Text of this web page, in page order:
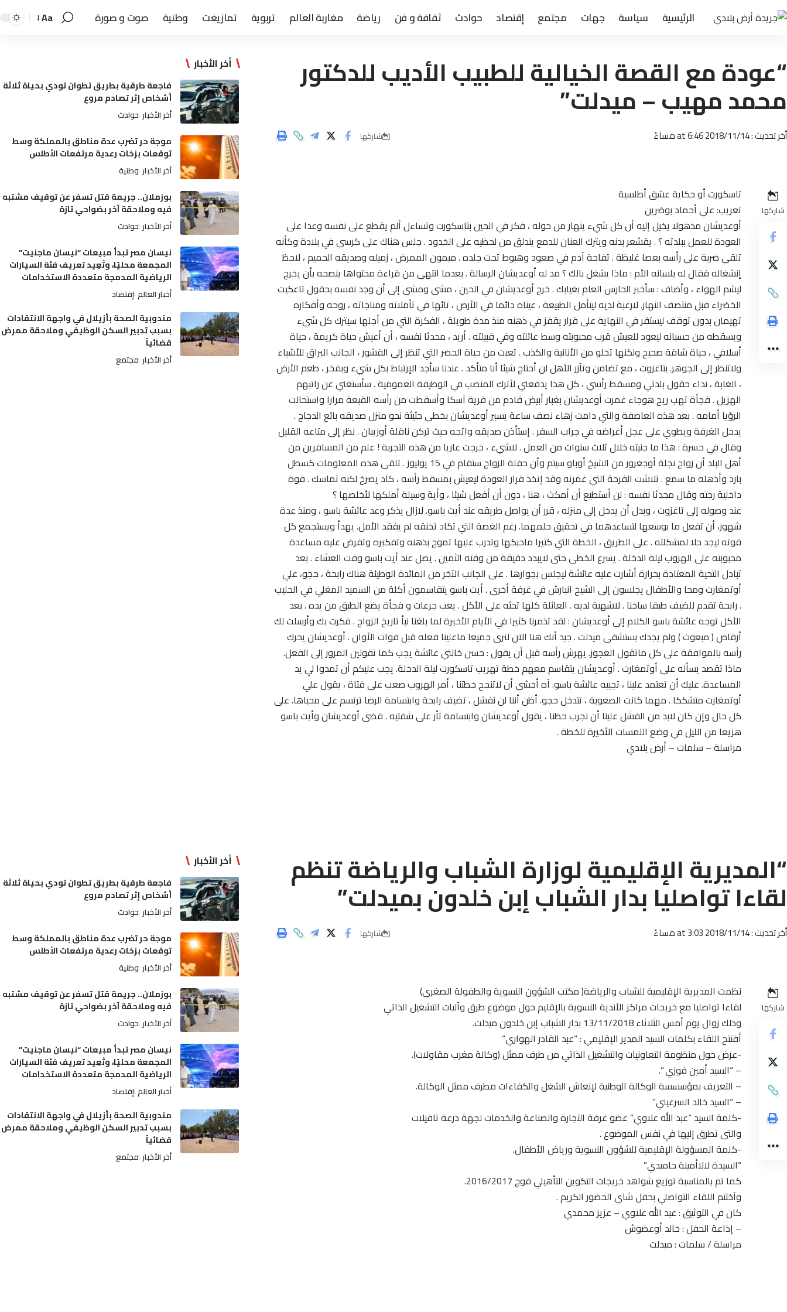
الرئيسية سياسة جهات مجتمع إقتصاد حوادث ثقافة و فن رياضة مغاربة العالم تربوية تمازيغت وطنية صوت و صورة Aa
“عودة مع القصة الخيالية للطبيب الأديب للدكتور
محمد مهيب – ميدلت”
أخر تحديث : 2018/11/14 at 6:46 مساءً شاركها
شاركها
تاسكورت أو حكاية عشق أطلسية
تعريب: علي أحماد بوضرين
أوعديشان مذهولا يخيل إليه أن كل شيء ينهار من حوله ، فكر في الحين بتاسكورت وتساءل ألم يقطع على نفسه وعدا على
العودة للعمل ببلدته ؟ . يقشعر بدنه ويترك العنان للدمع يندلق من لحظيه على الخدود . جلس هناك على كرسي في بلادة وكأنه
تلقى ضربة على رأسه بعصا غليظة . تفاحة آدم في صعود وهبوط تحت جلده . ميمون الممرض ، زميله وصديقه الحميم ، لاحظ
إنشغاله فقال له بلسانه الأم : ماذا يشغل بالك ؟ مد له أوعديشان الرسالة . بعدما انتهى من قراءة محتواها ينصحه بأن يخرج
ليشم الهواء ، وأضاف : سأخبر الحارس العام بغيابك . خرج أوعديشان في الحين ، مشى ومشى إلى أن وجد نفسه بحقول تاعكيت
الخضراء قبل منتصف النهار. لارغبة لديه ليتأمل الطبيعة ، عيناه دائما في الأرض ، تائها في تأملاته ومناجاته ، روحه وأفكاره
تهيمان بدون توقف ليستقر في النهاية على قرار يقفز في ذهنه منذ مدة طويلة ، الفكرة التي من أجلها سيترك كل شيء
ويسقطه من حسبانه ليعود للعيش قرب محبوبته وسط عائلته وفي قبيلته . أريد ، محدثا نفسه ، أن أعيش حياة كريمة ، حياة
أسلافي ، حياة شاقة صحيح ولكنها تخلو من الأنانية والكذب . تعبت من حياة الحضر التي تنظر إلى القشور ، الجانب البراق للأشياء
ولاتنظر إلى الجوهر. بتاغزوت ، مع تضامن وتآزر الأهل لن أحتاج شيئا أنا متأكد . عندنا سأجد الإرتباط بكل شيء وبفخر ، طعم الأرض
، الغابة ، نداء حقول بلدتي ومسقط رأسي ، كل هذا يدفعني لأترك المنصب في الوظيفة العمومية . سأستغني عن راتبهم
الهزيل . فجأة تهب ريح هوجاء غمرت أوعديشان بغبار أبيض قادم من قرية آسكا وأسقطت من رأسه القبعة مرارا واستحالت
الرؤيا أمامه . بعد هذه العاصفة والتي دامت زهاء نصف ساعة يسير أوعديشان بخطى حثيثة نحو منزل صديقه بائع الدجاج .
يدخل الغرفة ويطوي على عجل أغراضه في جراب السفر . إستأذن صديقه واتجه حيث تركن ناقلة أوريبان . نظر إلى متاعه القليل
وقال في حسرة : هذا ما جنيته خلال ثلاث سنوات من العمل . لاشيء ، خرجت عاريا من هذه التجربة ! علم من المسافرين من
أهل البلد أن زواج نجلة أوجغرور من الشيخ أوباو سيتم وأن حفلة الزواج ستقام في 15 يوليوز . تلقى هذه المعلومات كسطل
بارد وأذهله ما سمع . تلاشت الفرحة التي غمرته وقد إتخذ قرار العودة ليعيش بمسقط رأسه ، كاد يصرخ لكنه تماسك . قوة
داخلية رجته وقال محدثا نفسه : لن أستطيع أن أمكث ، هنا ، دون أن أفعل شيئا ، وأية وسيلة أملكها لأخلصها ؟
عند وصوله إلى تاغزوت ، وبدل أن يدخل إلى منزله ، قرر أن يواصل طريقه عند أيت باسو. لازال يذكر وعد عائشة باسو ، ومنذ عدة
شهور، أن تفعل ما بوسعها لتساعدهما في تحقيق حلمهما. رغم الغصة التي تكاد تخنقه لم يفقد الأمل. يهدأ ويستجمع كل
قوته ليجد حلا لمشكلته . على الطريق ، الخطة التي كثيرا ماحبكها وتدرب عليها تموج بذهنه وتفكيره وتفرض عليه مساعدة
محبوبته على الهروب ليلة الدخلة . يسرع الخطى حتى لايبدد دقيقة من وقته الثمين . يصل عند أيت باسو وقت العشاء . بعد
تبادل التحية المعتادة بحرارة أشارت عليه عائشة ليجلس بجوارها . على الجانب الآخر من المائدة الوطيئة هناك رابحة ، حجو، علي
أوتمغارت ومحا والأطفال يجلسون إلى الشيخ انبارش في غرفة أخرى . أيت باسو يتقاسمون أكلة من السميد المغلي في الحليب
. رابحة تقدم للضيف طبقا ساخنا . لاشهية لديه . العائلة كلها تحثه على الأكل . يعب جرعات و فجأة يضع الطبق من يده . بعد
الأكل توجه عائشة باسو الكلام إلى أوعديشان : لقد تذمرنا كثيرا في الأيام الأخيرة لما بلغنا نبأ تاريخ الزواج . فكرت بك وأرسلت لك
أرقاص ( مبعوث ) ولم يجدك بستشفى ميدلت . جيد أنك هنا الآن لنرى جميعا ماعلينا فعله قبل فوات الأوان . أوعديشان يحرك
رأسه بالموافقة على كل ماتقول العجوز. يهرش رأسه قبل أن يقول : حسن خالتي عائشة يجب كما تقولين المرور إلى الفعل.
ماذا تقصد يسأله على أوتمغارت . أوعديشان يتقاسم معهم خطة تهريب تاسكورت ليلة الدخلة. يجب عليكم أن تمدوا لي يد
المساعدة. عليك أن تعتمد علينا ، تجيبه عائشة باسو. آه أخشى أن لاتنجح خطتنا ، أمر الهروب صعب على فتاة ، يقول علي
أوتمغارت متشككا . مهما كانت الصعوبة ، تتدخل حجو. أظن أننا لن نفشل ، تضيف رابحة وابتسامة الرضا ترتسم على محياها. على
كل حال وإن كان لابد من الفشل علينا أن نجرب حظنا ، يقول أوعديشان وابتسامة ثأر على شفتيه . قضى أوعديشان وأيت باسو
هزيعا من الليل في وضع اللمسات الأخيرة للخطة .
مراسلة – سلمات – أرض بلادي
أخر الأخبار
فاجعة طرقية بطريق تطوان تودي بحياة ثلاثة
أشخاص إثر تصادم مروع
أخر الأخبار حوادث
موجة حر تضرب عدة مناطق بالمملكة وسط
توقعات بزخات رعدية مرتفعات الأطلس
أخر الأخبار وطنية
بوزملان.. جريمة قتل تسفر عن توقيف مشتبه
فيه وملاحقة آخر بضواحي تازة
أخر الأخبار حوادث
نيسان مصر تبدأ مبيعات “نيسان ماجنيت”
المجمعة محليًا، وتُعِيد تعريف فئة السيارات
الرياضية المدمجة متعددة الاستخدامات
أخبار العالم إقتصاد
مندوبية الصحة بأزيلال في واجهة الانتقادات
بسبب تدبير السكن الوظيفي وملاحقة ممرض
قضائياً
أخر الأخبار مجتمع
“المديرية الإقليمية لوزارة الشباب والرياضة تنظم
لقاءا تواصليا بدار الشباب إبن خلدون بميدلت”
أخر تحديث : 2018/11/14 at 3:03 مساءً شاركها
شاركها
نظمت المديرية الإقليمية للشباب والرياضة( مكتب الشؤون النسوية والطفولة الصغرى)
لقاءا تواصليا مع خريجات مراكز الأندية النسوية بالإقليم حول موضوع طرق وآليات التشغيل الذاتي
وذلك زوال يوم أمس الثلاثاء 13/11/2018 بدار الشباب إبن خلدون ميدلت.
أفتتح اللقاء بكلمات السيد المدير الإقليمي : “عبد القادر الهواري”
-عرض حول منظومة التعاونيات والتشغيل الذاتي من طرف ممثل (وكالة مغرب مقاولات).
– “السيد أمين فوزي “.
– التعريف بمؤسسسة الوكالة الوطنية لإنعاش الشغل والكفاءات مطرف ممثل الوكالة.
– “السيد خالد السرغيني”
-كلمة السيد “عبد الله علاوي” عضو غرفة التجارة والصناعة والخدمات لجهة درعة تافيلات
والتى تطرق إليها في نفس الموضوع .
-كلمة المسؤولة الإقليمية للشؤون النسوية ورياض الأطفال.
“السيدة لالاأمينة حاميدي”
كما تم بالمناسبة توزيع شواهد خريجات التكوين التأهيلي فوج 2016/2017.
وآختتم اللقاء التواصلي بحفل شاي الحضور الكريم .
كان في التوثيق : عبد الله علاوي – عزيز محمدي
– إذاعة الحفل : خالد أوعضوش
مراسلة / سلمات : ميدلت
أخر الأخبار
فاجعة طرقية بطريق تطوان تودي بحياة ثلاثة
أشخاص إثر تصادم مروع
أخر الأخبار حوادث
موجة حر تضرب عدة مناطق بالمملكة وسط
توقعات بزخات رعدية مرتفعات الأطلس
أخر الأخبار وطنية
بوزملان.. جريمة قتل تسفر عن توقيف مشتبه
فيه وملاحقة آخر بضواحي تازة
أخر الأخبار حوادث
نيسان مصر تبدأ مبيعات “نيسان ماجنيت”
المجمعة محليًا، وتُعِيد تعريف فئة السيارات
الرياضية المدمجة متعددة الاستخدامات
أخبار العالم إقتصاد
مندوبية الصحة بأزيلال في واجهة الانتقادات
بسبب تدبير السكن الوظيفي وملاحقة ممرض
قضائياً
أخر الأخبار مجتمع